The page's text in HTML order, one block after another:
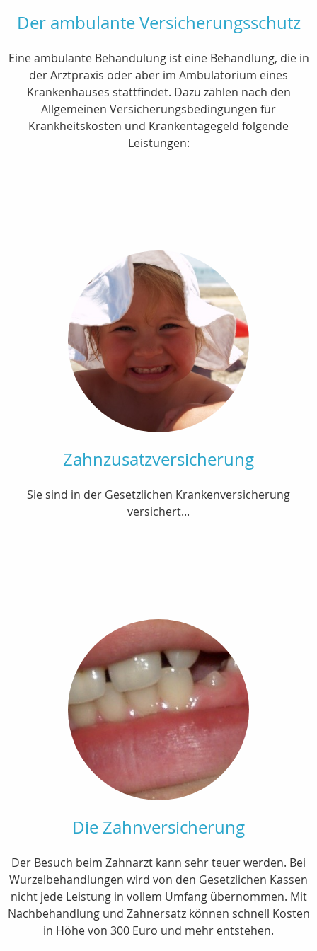
Der ambulante Versicherungsschutz
Eine ambulante Behandulung ist eine Behandlung, die in
der Arztpraxis oder aber im Ambulatorium eines
Krankenhauses stattfindet. Dazu zählen nach den
Allgemeinen Versicherungsbedingungen für
Krankheitskosten und Krankentagegeld folgende
Leistungen:
Zahnzusatzversicherung
Sie sind in der Gesetzlichen Krankenversicherung
versichert...
Die Zahnversicherung
Der Besuch beim Zahnarzt kann sehr teuer werden. Bei
Wurzelbehandlungen wird von den Gesetzlichen Kassen
nicht jede Leistung in vollem Umfang übernommen. Mit
Nachbehandlung und Zahnersatz können schnell Kosten
in Höhe von 300 Euro und mehr entstehen.